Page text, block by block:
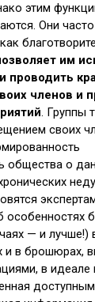
этим
Они
им
проводить
членов и
. Группы
своих
общества о
особенностях
— и лучше!)
и в брошюрах,
в идеале